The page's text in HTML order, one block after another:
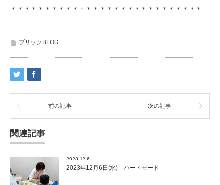
＊＊＊＊＊＊＊＊＊＊＊＊＊＊＊＊＊＊＊＊＊＊＊＊＊＊＊＊
ブリックBLOG
前の記事 次の記事
関連記事
2023.12.6
2023年12月6日(水) ハードモード